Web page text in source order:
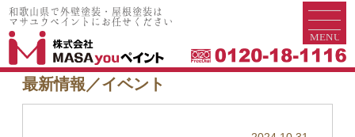
和歌山県で外壁塗装・屋根塗装は
マサユウペイントにお任せください
最新情報／イベント
和歌山県で外壁塗装・屋根塗装は
マサユウペイントにお任せください